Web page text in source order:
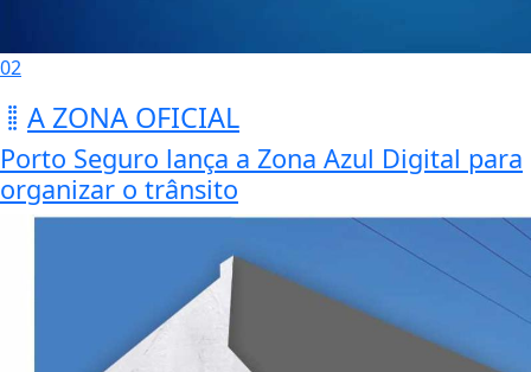
02
A ZONA OFICIAL
Porto Seguro lança a Zona Azul Digital para
organizar o trânsito